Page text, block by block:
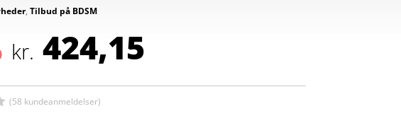
,Tilbud på BDSM
Den
oprindelige
pris
var:
kr. 499,00.
kr. 424,15Den
aktuelle
pris
er:
(58 kundeanmeldelser)